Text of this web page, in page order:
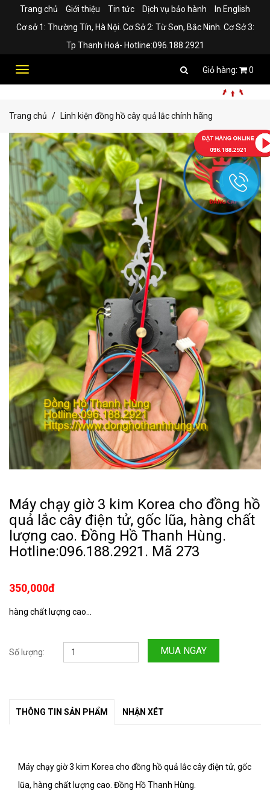
Trang chủ Giới thiệu Tin tức Dịch vụ bảo hành
In English
Cơ sở 1: Thường Tín, Hà Nội. Cơ Sở 2: Từ Sơn, Bắc Ninh. Cơ Sở 3:
Tp Thanh Hoá- Hotline:096.188.2921
Toggle
0
Trang chủ Linh kiện đồng hồ cây quả lắc chính hãng
Máy chạy giờ 3 kim Korea cho đồng hồ
quả lắc cây điện tử, gốc lũa, hàng chất
lượng cao. Đồng Hồ Thanh Hùng.
Hotline:096.188.2921. Mã 273
350,000đ
hàng chất lượng cao...
Số lượng: MUA NGAY
THÔNG TIN SẢN PHẨM NHẬN XÉT
Máy chạy giờ 3 kim Korea cho đồng hồ quả lắc cây điện tử, gốc
lũa, hàng chất lượng cao. Đồng Hồ Thanh Hùng.